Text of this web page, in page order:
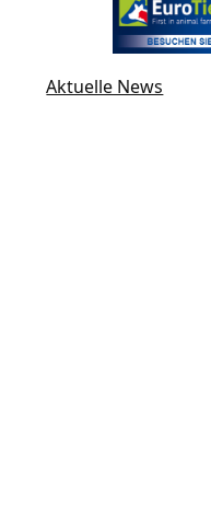
Aktuelle News